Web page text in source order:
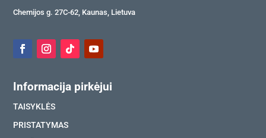
Chemijos g. 27C-62, Kaunas, Lietuva
Informacija pirkėjui
TAISYKLĖS
PRISTATYMAS